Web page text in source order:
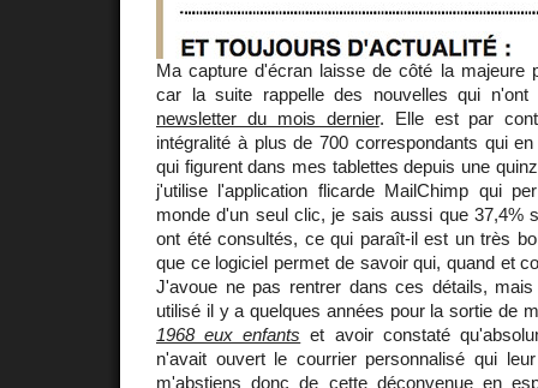
Ma capture d'écran laisse de côté la majeure
car la suite rappelle des nouvelles qui n'ont
newsletter du mois dernier. Elle est par
intégralité à plus de 700 correspondants qui
qui figurent dans mes tablettes depuis une
j'utilise l'application flicarde MailChimp qui
monde d'un seul clic, je sais aussi que 37,4%
ont été consultés, ce qui paraît-il est un très
que ce logiciel permet de savoir qui, quand et
J'avoue ne pas rentrer dans ces détails,
utilisé il y a quelques années pour la sortie de
1968 eux enfants et avoir constaté
n'avait ouvert le courrier personnalisé qui
m'abstiens donc de cette déconvenue en